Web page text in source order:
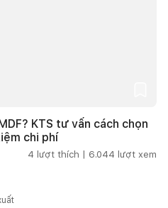
KTS tư vấn cách chọn
chi phí
4 lượt thích | 6.044 lượt xem